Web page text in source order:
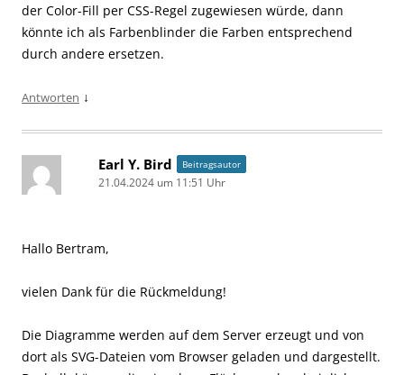
der Color-Fill per CSS-Regel zugewiesen würde, dann
könnte ich als Farbenblinder die Farben entsprechend
durch andere ersetzen.
Antworten ↓
Earl Y. Bird Beitragsautor
21.04.2024 um 11:51 Uhr
Hallo Bertram,
vielen Dank für die Rückmeldung!
Die Diagramme werden auf dem Server erzeugt und von
dort als SVG-Dateien vom Browser geladen und dargestellt.